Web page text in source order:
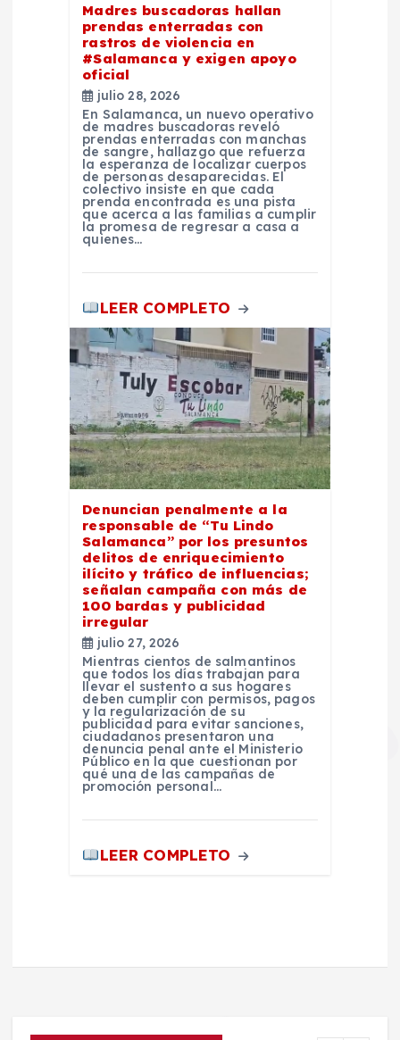
Madres buscadoras hallan
prendas enterradas con
rastros de violencia en
#Salamanca y exigen apoyo
oficial
julio 28, 2026
En Salamanca, un nuevo operativo
de madres buscadoras reveló
prendas enterradas con manchas
de sangre, hallazgo que refuerza
la esperanza de localizar cuerpos
de personas desaparecidas. El
colectivo insiste en que cada
prenda encontrada es una pista
que acerca a las familias a cumplir
la promesa de regresar a casa a
quienes…
LEER COMPLETO
Denuncian penalmente a la
responsable de “Tu Lindo
Salamanca” por los presuntos
delitos de enriquecimiento
ilícito y tráfico de influencias;
señalan campaña con más de
100 bardas y publicidad
irregular
julio 27, 2026
Mientras cientos de salmantinos
que todos los días trabajan para
llevar el sustento a sus hogares
deben cumplir con permisos, pagos
y la regularización de su
publicidad para evitar sanciones,
ciudadanos presentaron una
denuncia penal ante el Ministerio
Público en la que cuestionan por
qué una de las campañas de
promoción personal…
LEER COMPLETO